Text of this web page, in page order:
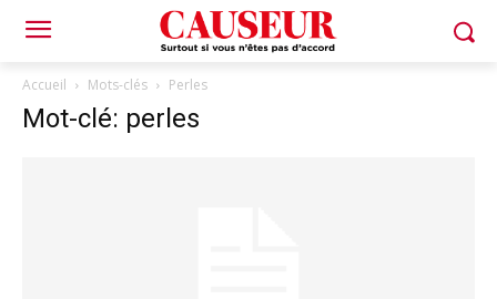
Accueil Mots-clés Perles
Mot-clé: perles